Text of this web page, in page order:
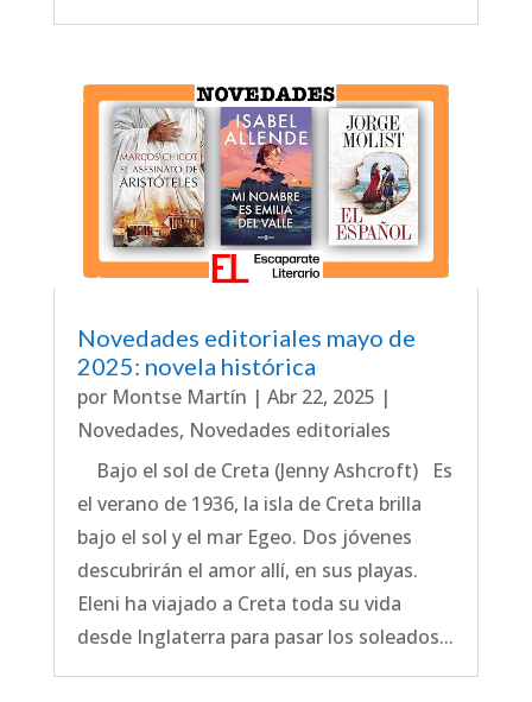
Novedades editoriales mayo de
2025: novela histórica
por Montse Martín | Abr 22, 2025 |
Novedades, Novedades editoriales
Bajo el sol de Creta (Jenny Ashcroft) Es
el verano de 1936, la isla de Creta brilla
bajo el sol y el mar Egeo. Dos jóvenes
descubrirán el amor allí, en sus playas.
Eleni ha viajado a Creta toda su vida
desde Inglaterra para pasar los soleados...